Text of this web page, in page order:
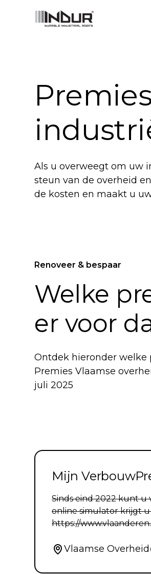
Als u overweegt om uw
steun van de overheid
de kosten en maakt u
Renoveer & bespaar
Welke
er voor
Ontdek hieronder welke
Premies Vlaamse
juli 2025
Mijn
Sinds eind 2022 kunt u
online simulator krijgt
https://
Vlaamse Overheid